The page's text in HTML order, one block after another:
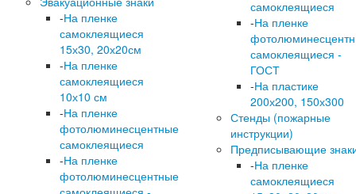
-На пленке
самоклеящиеся
15х30, 20х20см
-На пленке
самоклеящиеся
10х10 см
-На пленке
фотолюминесцентные
самоклеящиеся
-На пленке
фотолюминесцентные
самоклеящиеся
-На пленке
самоклеящиеся -
ГОСТ
-На пластике
200х200, 150х300
Стенды (пожарные
инструкции)
Предписывающие
-На пленке
самоклеящиеся